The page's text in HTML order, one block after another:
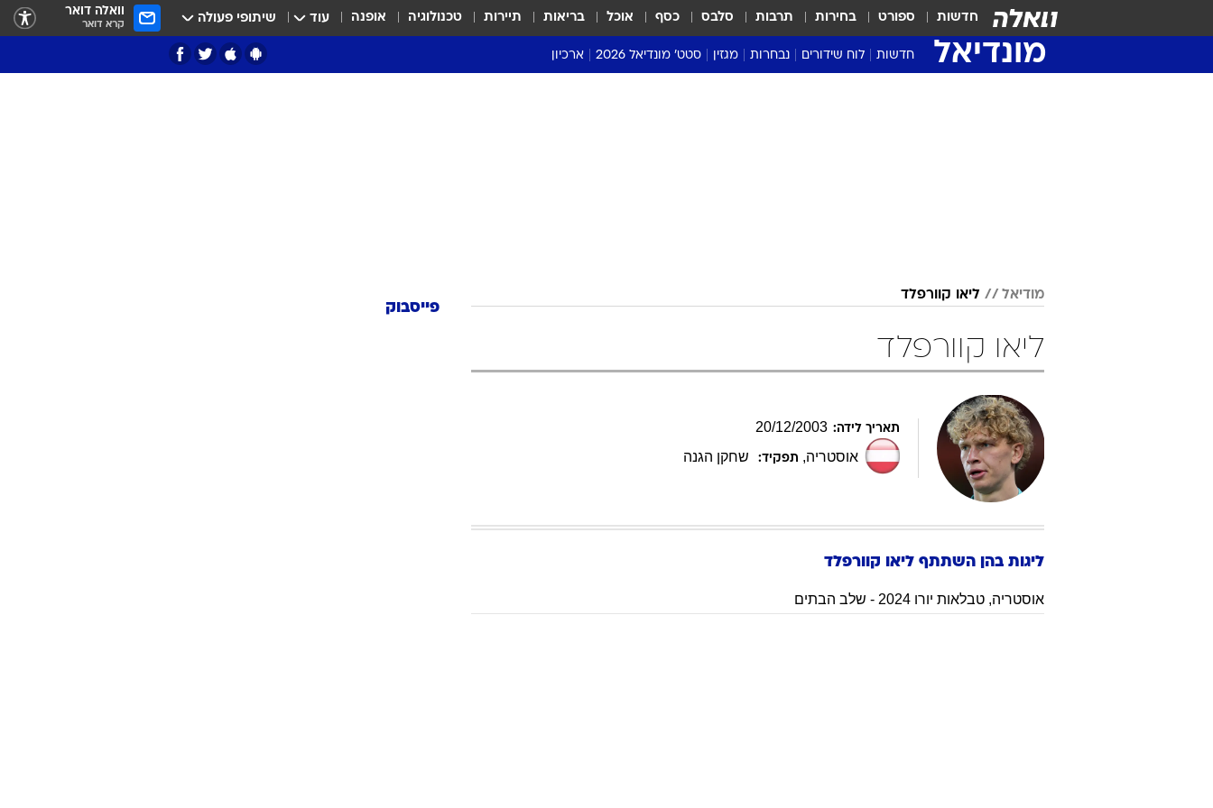
חדשות ספורט בחירות תרבות סלבס כסף אוכל בריאות תיירות טכנולוגיה אופנה עוד שיתופי פעולה וואלה דואר
קרא דואר
מונדיאל חדשות לוח שידורים נבחרות מגזין סטט' מונדיאל 2026 ארכיון
מודיאל ליאו קוורפלד
ליאו קוורפלד
תאריך לידה: 20/12/2003
אוסטריה, תפקיד: שחקן הגנה
ליגות בהן השתתף ליאו קוורפלד
אוסטריה, טבלאות יורו 2024 - שלב הבתים
פייסבוק